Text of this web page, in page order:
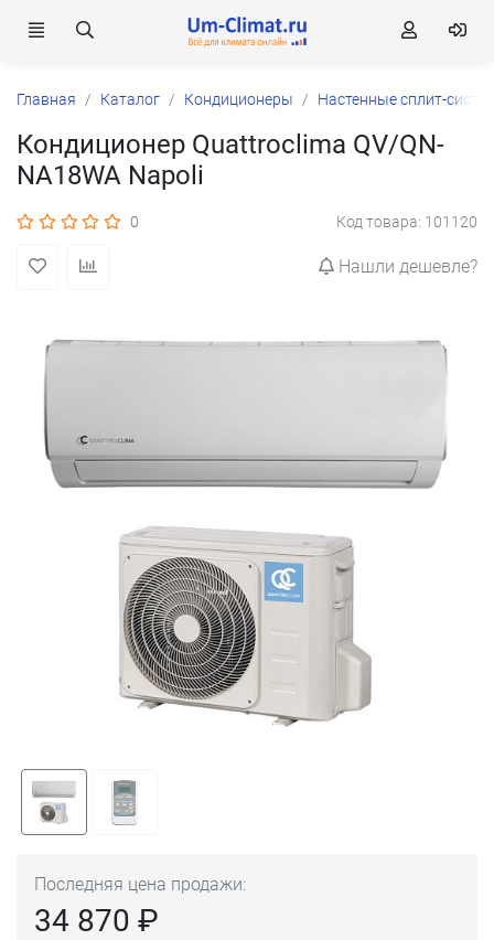
Главная Каталог Кондиционеры Настенные сплит-
Кондиционер Quattroclima QV/QN-
NA18WA Napoli
0 Код товара: 101120
Нашли дешевле?
Последняя цена продажи:
34 870 ₽